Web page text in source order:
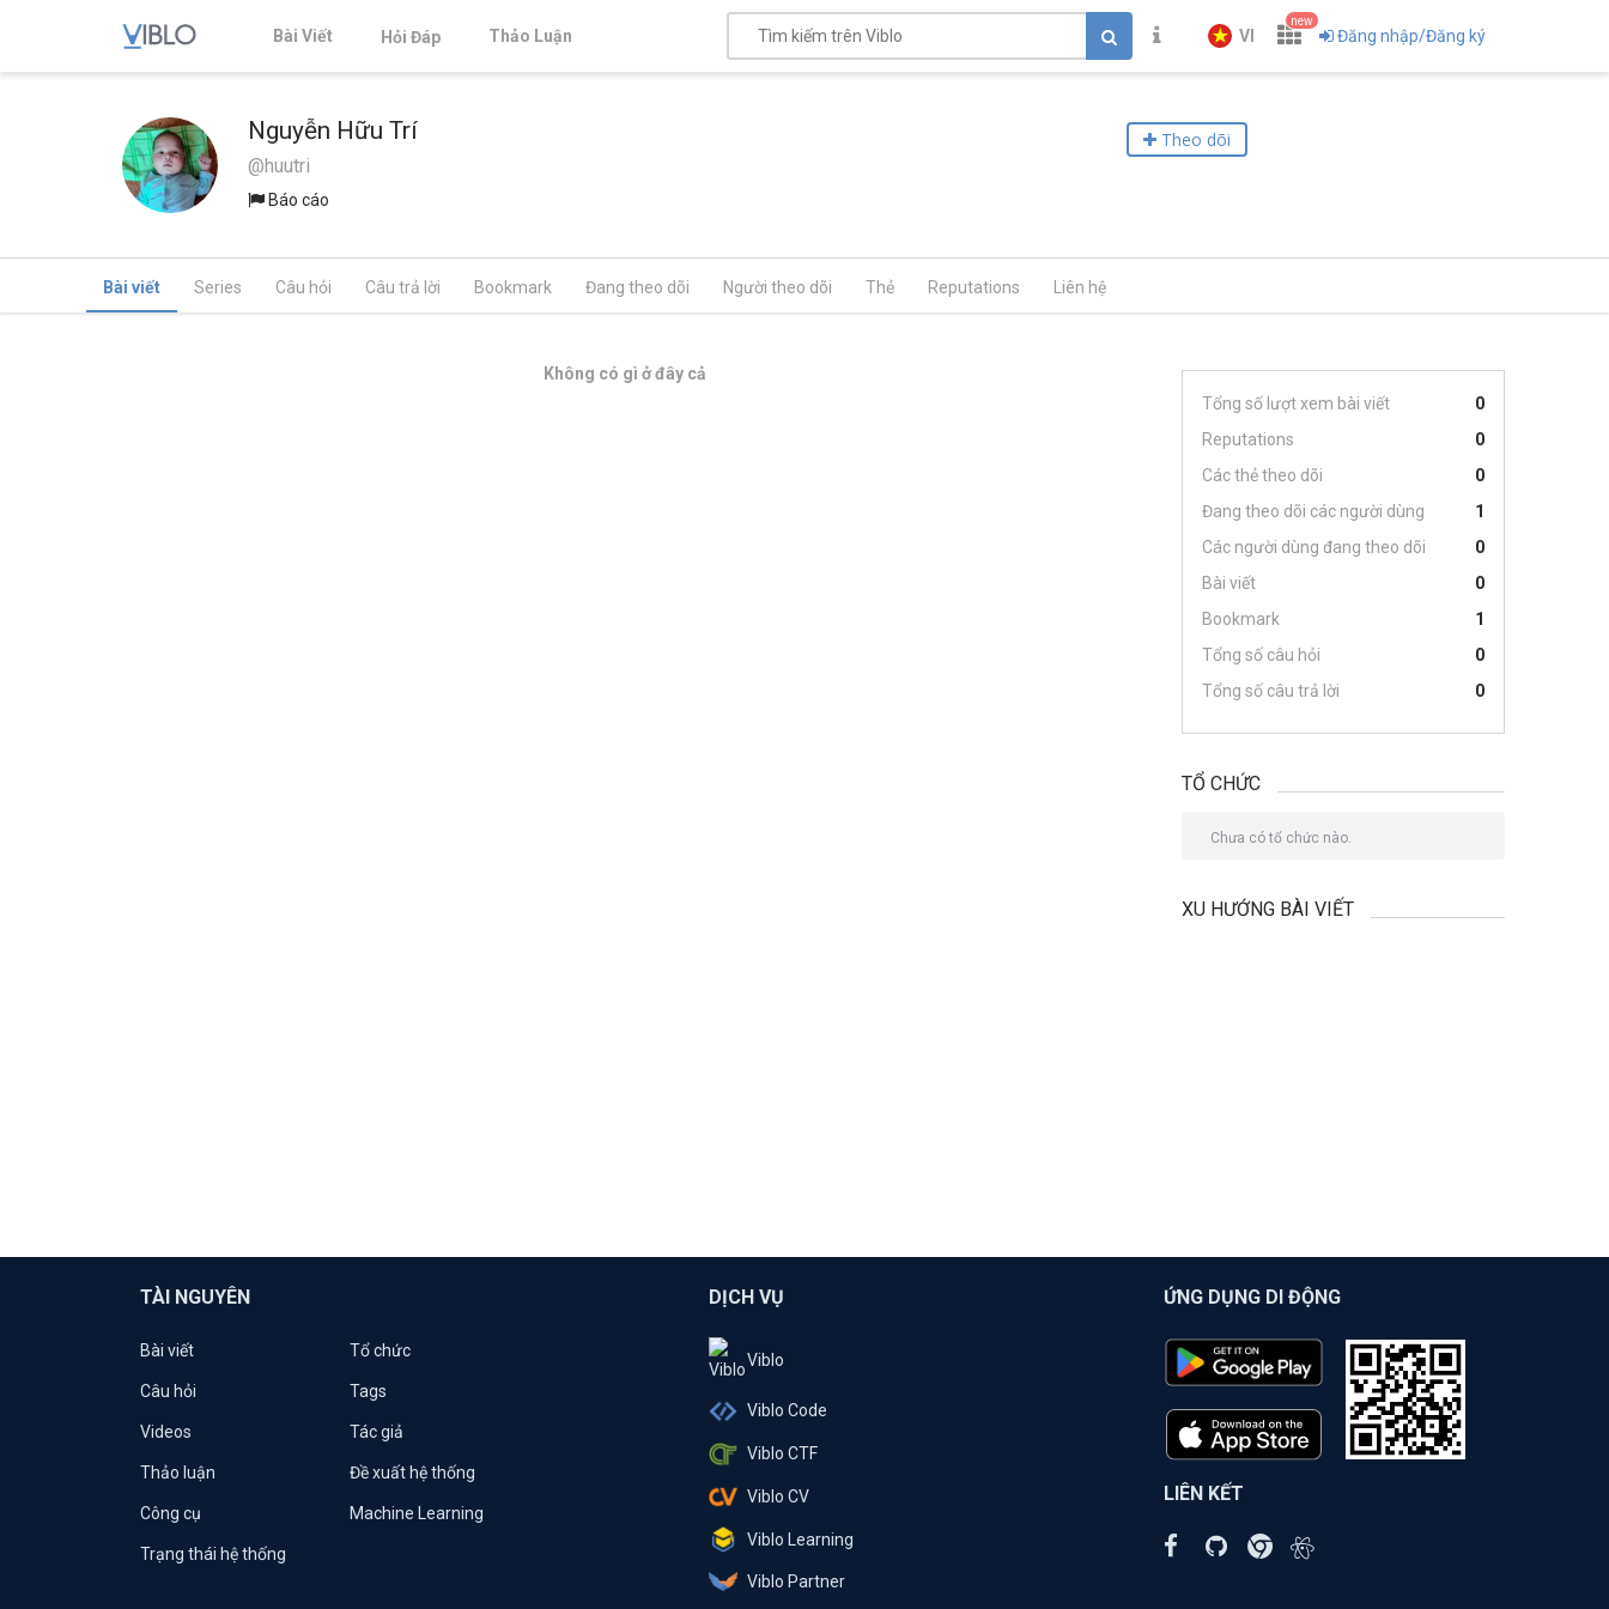
Bài Viết Hỏi Đáp Thảo Luận VI
new
Đăng nhập/Đăng ký
Nguyễn Hữu Trí
@huutri
Báo cáo
Theo dõi
Bài viết Series Câu hỏi Câu trả lời Bookmark Đang theo dõi Người theo dõi Thẻ Reputations Liên hệ
Không có gì ở đây cả
Tổng số lượt xem bài viết
0
Reputations
0
Các thẻ theo dõi
0
Đang theo dõi các người dùng
1
Các người dùng đang theo dõi
0
Bài viết
0
Bookmark
1
Tổng số câu hỏi
0
Tổng số câu trả lời
0
TỔ CHỨC
Chưa có tổ chức nào.
XU HƯỚNG BÀI VIẾT
TÀI NGUYÊN
Bài viết Tổ chức
Câu hỏi Tags
Videos Tác giả
Thảo luận Đề xuất hệ thống
Công cụ Machine Learning
Trạng thái hệ thống
DỊCH VỤ
Viblo
Viblo Code
Viblo CTF
Viblo CV
Viblo Learning
Viblo Partner
ỨNG DỤNG DI ĐỘNG
LIÊN KẾT